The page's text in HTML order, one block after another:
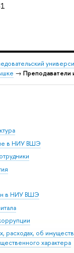
→ Преподаватели
в НИУ ВШЭ
в НИУ ВШЭ
расходах, об
характера